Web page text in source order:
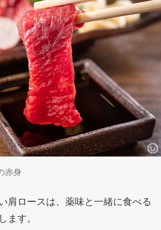
赤身
肩ロースは、薬味と一緒に食べる
ます。